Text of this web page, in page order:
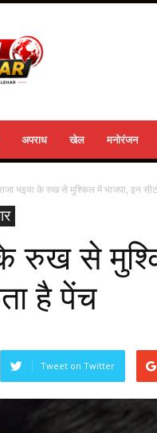
अपराध खेल मनोरंजन
भइया के रुख से मुश्‍किल में भाजपा, इन
रुख से
है पेंच
Tweet on Twitter